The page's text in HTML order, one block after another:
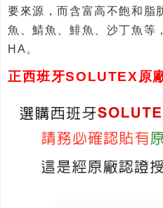
要來源，而含富高不飽和脂
魚、鯖魚、鯡魚、沙丁魚等
HA。
正西班牙SOLUTEX原